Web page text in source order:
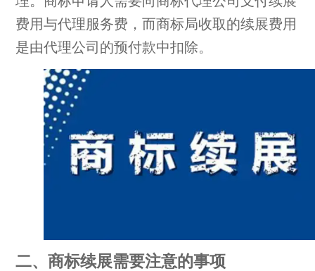
费用与代理服务费，而商标局收取的续展费用
是由代理公司的预付款中扣除。
二、商标续展需要注意的事项